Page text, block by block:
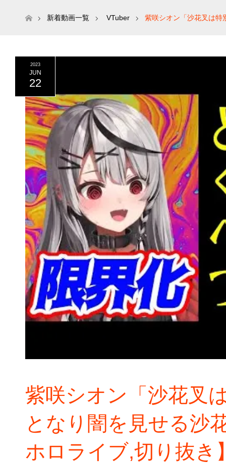
ホーム新着動画一覧 VTuber 紫咲シオン「沙花叉は
2023
JUN
22
紫咲シオン「沙花叉
となり闇を見せる沙
ホロライブ,切り抜き